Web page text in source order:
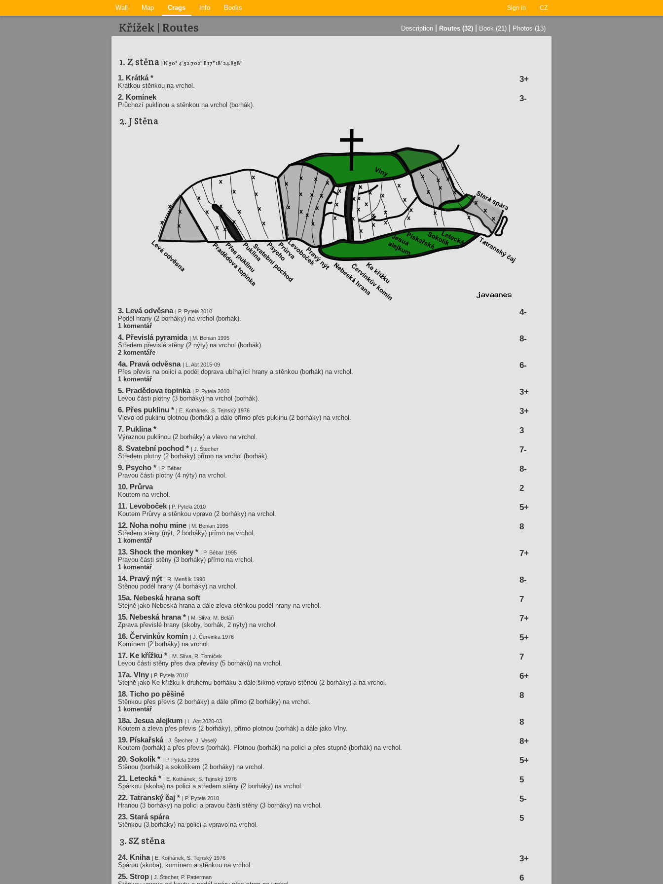
Sign in CZ
Wall Map Crags Info Books
Křížek | Routes Description Routes (32) Book (21) Photos (13)
1. Z stěna | N 50° 4′ 52.702″ E 17° 18′ 24.858″
1. Krátká * 3+
Krátkou stěnkou na vrchol.
2. Komínek 3-
Průchozí puklinou a stěnkou na vrchol (borhák).
2. J Stěna
3. Levá odvěsna | P. Pytela 2010 4-
Podél hrany (2 borháky) na vrchol (borhák).
1 komentář
4. Převislá pyramida | M. Benian 1995 8-
Středem převislé stěny (2 nýty) na vrchol (borhák).
2 komentáře
4a. Pravá odvěsna | L. Abt 2015-09 6-
Přes převis na polici a podél doprava ubíhající hrany a stěnkou (borhák) na vrchol.
1 komentář
5. Pradědova topinka | P. Pytela 2010 3+
Levou části plotny (3 borháky) na vrchol (borhák).
6. Přes puklinu * | E. Kothánek, S. Tejnský 1976 3+
Vlevo od puklinu plotnou (borhák) a dále přímo přes puklinu (2 borháky) na vrchol.
7. Puklina * 3
Výraznou puklinou (2 borháky) a vlevo na vrchol.
8. Svatební pochod * | J. Štecher 7-
Středem plotny (2 borháky) přímo na vrchol (borhák).
9. Psycho * | P. Bébar 8-
Pravou části plotny (4 nýty) na vrchol.
10. Průrva 2
Koutem na vrchol.
11. Levoboček | P. Pytela 2010 5+
Koutem Průrvy a stěnkou vpravo (2 borháky) na vrchol.
12. Noha nohu mine | M. Benian 1995 8
Středem stěny (nýt, 2 borháky) přímo na vrchol.
1 komentář
13. Shock the monkey * | P. Bébar 1995 7+
Pravou části stěny (3 borháky) přímo na vrchol.
1 komentář
14. Pravý nýt | R. Menšík 1996 8-
Stěnou podél hrany (4 borháky) na vrchol.
15a. Nebeská hrana soft 7
Stejně jako Nebeská hrana a dále zleva stěnkou podél hrany na vrchol.
15. Nebeská hrana * | M. Slíva, M. Beláň 7+
Zprava převislé hrany (skoby, borhák, 2 nýty) na vrchol.
16. Červinkův komín | J. Červinka 1976 5+
Komínem (2 borháky) na vrchol.
17. Ke křížku * | M. Slíva, R. Tomíček 7
Levou části stěny přes dva převisy (5 borháků) na vrchol.
17a. Vlny | P. Pytela 2010 6+
Stejně jako Ke křížku k druhému borháku a dále šikmo vpravo stěnou (2 borháky) a na vrchol.
18. Ticho po pěšině 8
Stěnkou přes převis (2 borháky) a dále přímo (2 borháky) na vrchol.
1 komentář
18a. Jesua alejkum | L. Abt 2020-03 8
Koutem a zleva přes převis (2 borháky), přímo plotnou (borhák) a dále jako Vlny.
19. Pískařská | J. Štecher, J. Veselý 8+
Koutem (borhák) a přes převis (borhák). Plotnou (borhák) na polici a přes stupně (borhák) na vrchol.
20. Sokolík * | P. Pytela 1996 5+
Stěnou (borhák) a sokolíkem (2 borháky) na vrchol.
21. Letecká * | E. Kothánek, S. Tejnský 1976 5
Spárkou (skoba) na polici a středem stěny (2 borháky) na vrchol.
22. Tatranský čaj * | P. Pytela 2010 5-
Hranou (3 borháky) na polici a pravou části stěny (3 borháky) na vrchol.
23. Stará spára 5
Stěnkou (3 borháky) na polici a vpravo na vrchol.
3. SZ stěna
24. Kniha | E. Kothánek, S. Tejnský 1976 3+
Spárou (skoba), komínem a stěnkou na vrchol.
25. Strop | J. Štecher, P. Patterman 6